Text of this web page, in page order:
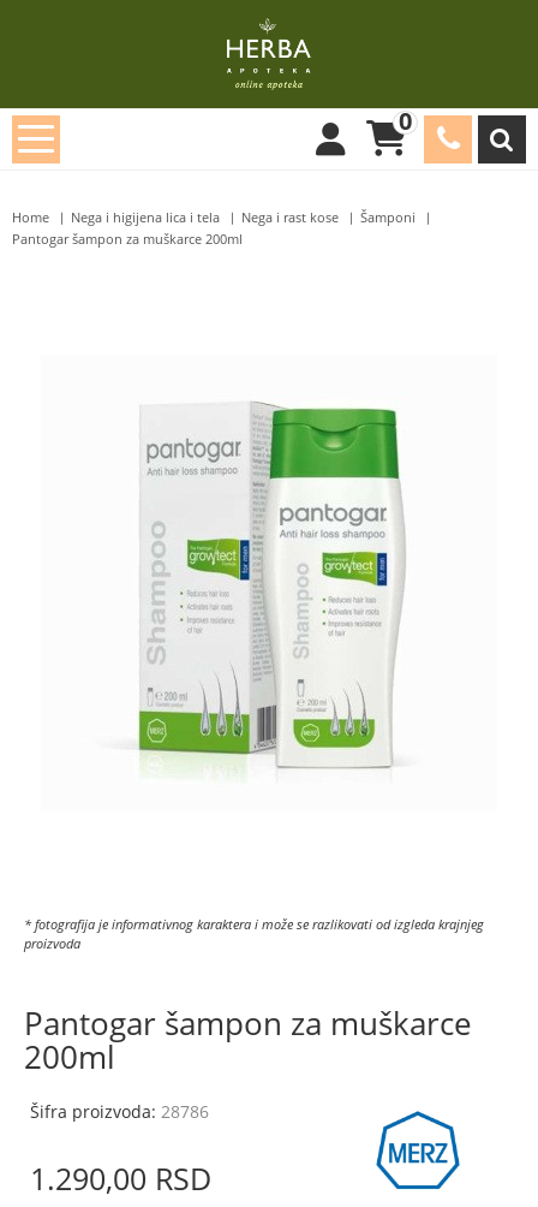
0
Home Nega i higijena lica i tela Nega i rast kose
Šamponi
Pantogar šampon za muškarce 200ml
* fotografija je informativnog karaktera i može se razlikovati od izgleda krajnjeg
proizvoda
Pantogar šampon za muškarce
200ml
Šifra proizvoda: 28786
1.290,00 RSD